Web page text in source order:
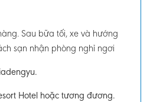
Sau bữa tối, xe và hướng
sạn nhận phòng nghỉ ngơi
Hotel hoặc tương đương.